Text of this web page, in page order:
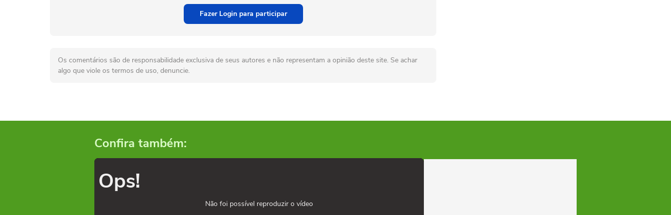
Fazer Login para participar
Os comentários são de responsabilidade exclusiva de seus autores e não representam a opinião deste site. Se achar
algo que viole os termos de uso, denuncie.
Confira também:
Ops!
Não foi possível reproduzir o vídeo